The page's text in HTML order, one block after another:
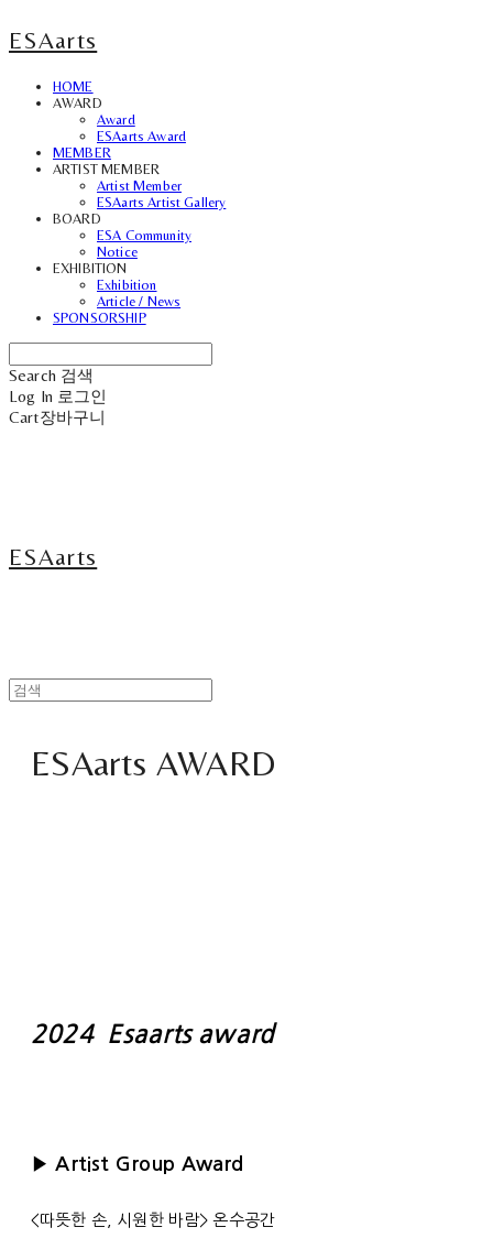
ESAarts
HOME
AWARD
Award
ESAarts Award
MEMBER
ARTIST MEMBER
Artist Member
ESAarts Artist Gallery
BOARD
ESA Community
Notice
EXHIBITION
Exhibition
Article / News
SPONSORSHIP
Search 검색
Log In 로그인
Cart장바구니
ESAarts
ESAarts AWARD
2024 Esaarts award
▶ Artist Group Award
<따뜻한 손, 시원한 바람> 온수공간